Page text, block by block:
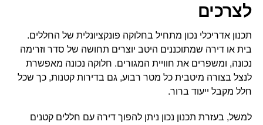
לצרכים
תכנון אדריכלי נכון מתחיל בחלוקה פונקציונלית של החללים.
בית או דירה שמתוכננים היטב יוצרים תחושה של סדר וזרימה
נכונה, ומשפרים את חוויית המגורים. חלוקה נכונה מאפשרת
לנצל בצורה מיטבית כל מטר רבוע, גם בדירות קטנות, כך שכל
חלל מקבל ייעוד ברור.
למשל, בעזרת תכנון נכון ניתן להפוך דירה עם חללים קטנים